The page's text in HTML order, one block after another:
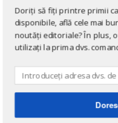
Pentru un alt Ev Mediu
Doriți să fiți printre primii
disponibile, află cele mai
noutăți editoriale? În plus,
utilizați la prima dvs.